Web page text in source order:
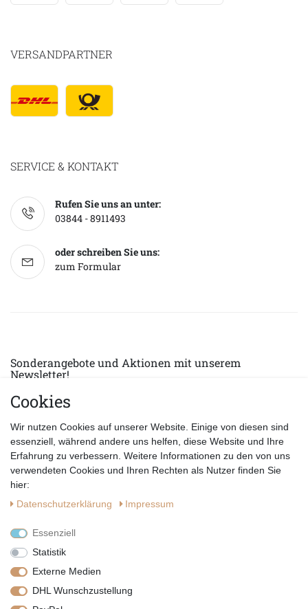
VERSANDPARTNER
SERVICE & KONTAKT
Rufen Sie uns an unter:
03844 - 8911493
oder schreiben Sie uns:
zum Formular
Sonderangebote und Aktionen mit unserem
Newsletter!
E-MAIL *
Datenschutzerklärung
Cookies
Wir nutzen Cookies auf unserer Website. Einige von diesen sind
essenziell, während andere uns helfen, diese Website und Ihre
Erfahrung zu verbessern. Weitere Informationen zu den von uns
verwendeten Cookies und Ihren Rechten als Nutzer finden Sie
hier:
Daten­schutz­erklärung
Impressum
Essenziell
Statistik
Externe Medien
DHL Wunschzustellung